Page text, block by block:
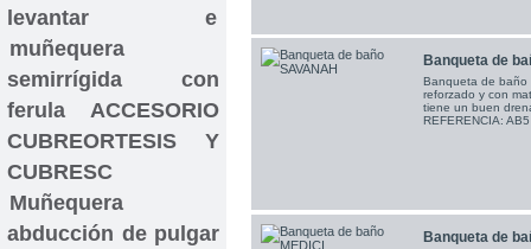
levantar e
muñequera
semirrígida con
ferula
ACCESORIO
CUBREORTESIS Y
CUBRESC
Muñequera
abducción de pulgar
Banqueta de
Banqueta de baño
reforzado y con
tiene un buen
REFERENCIA: AB5
Banqueta de